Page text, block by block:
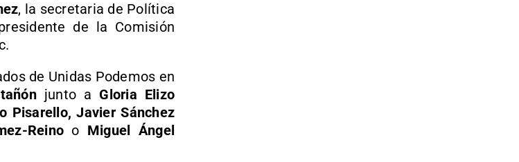
, la secretaria de Política
de la Comisión
de Unidas Podemos en
junto a Gloria Elizo
Pisarello, Javier Sánchez
Reino o Miguel Ángel